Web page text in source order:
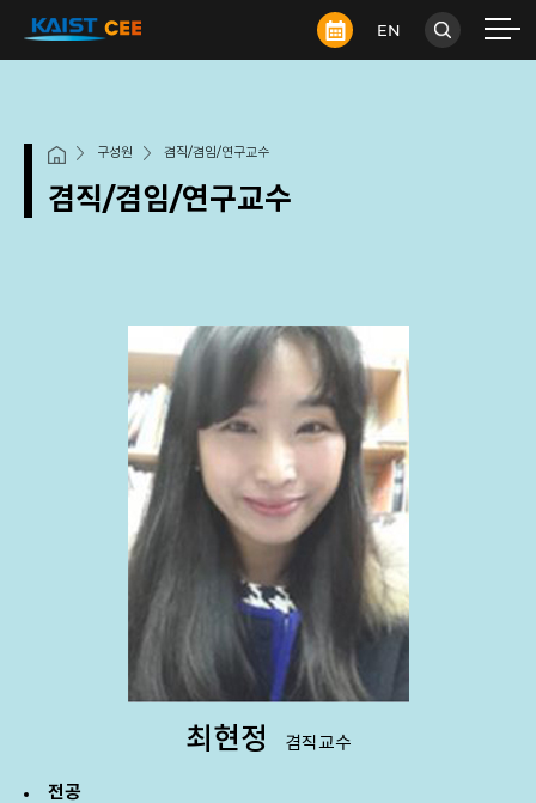
EN
구성원 겸직/겸임/연구교수
겸직/겸임/연구교수
최현정 겸직교수
전공